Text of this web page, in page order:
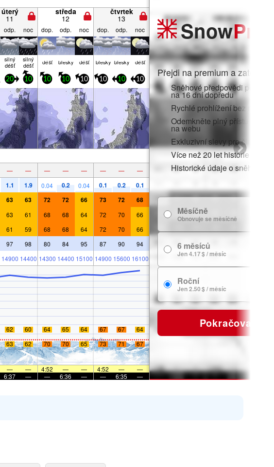
úterý
11
středa
12
čtvrtek
13
odp. noc dop. odp. noc dop. odp. noc
silný
déšť
silný
déšť déšť blesky déšť blesky blesky déšť
20 10 10 10 10 10 10 10
— — — — — — — —
1.1 1.9 0.04 0.2 0.04 0.1 0.2 0.1
63 63 72 72 66 73 72 68
63 61 68 68 64 72 70 66
61 59 68 68 64 72 70 66
97 98 80 84 95 87 90 94
14900 14400 14300 14400 15100 14900 15600 16100
62 60 64 65 64 67 67
64
63 62 70 70 65 73 71 67
— — 4:52 — — 4:52 —
—
6:37 — — 6:36 — — 6:35 —
SnowPro
Přejdi na premium a zatoč do:
Sněhové předpovědi po
na 16 dní dopředu
Rychlé prohlížení bez reklam
Odemkněte plný přístup v
na webu
Exkluzivní slevy pro členy
Více než 20 let historie sněhu
Historické údaje o sněhu
Měsíčně
Obnovuje se měsíčně
6 měsíců
Jen 4.17 $ / měsíc
Roční
Jen 2.50 $ / měsíc
Pokračovat